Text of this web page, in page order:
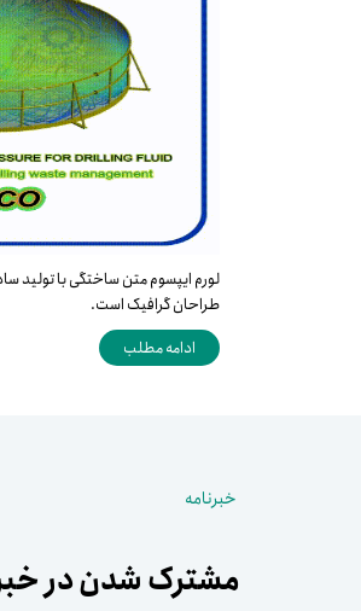
لورم ایپسوم متن ساختگی با تولید
طراحان گرافیک است.
ادامه مطلب
مشترک شدن در
خبرنامه